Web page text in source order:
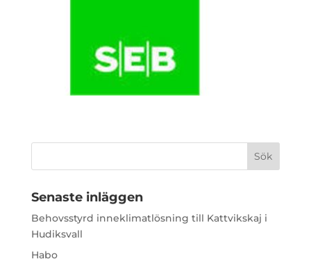
Senaste inläggen
Behovsstyrd inneklimatlösning till Kattvikskaj i
Hudiksvall
Habo